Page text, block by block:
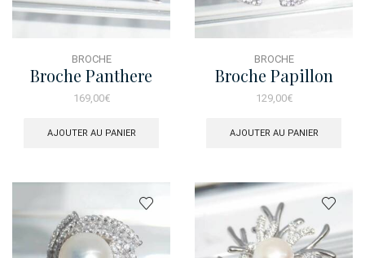
BROCHE
Broche Panthere
169,00€
AJOUTER AU PANIER
BROCHE
Broche Papillon
Ruby
129,00€
AJOUTER AU PANIER